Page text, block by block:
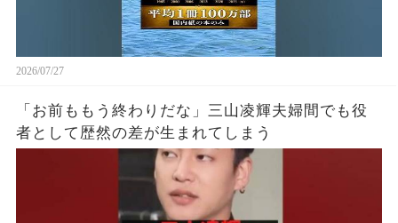
2026/07/27
「お前ももう終わりだな」三山凌輝夫婦間でも役
者として歴然の差が生まれてしまう